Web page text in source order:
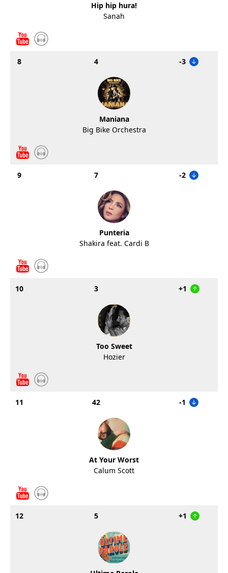
Hip hip hura!
Sanah
8 4 -3
Maniana
Big Bike Orchestra
9 7 -2
Punteria
Shakira feat. Cardi B
10 3 +1
Too Sweet
Hozier
11 42 -1
At Your Worst
Calum Scott
12 5 +1